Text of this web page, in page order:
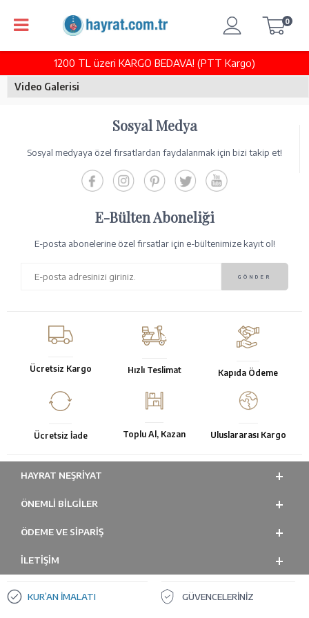
1200 TL üzeri KARGO BEDAVA! (PTT Kargo)
0
Video Galerisi
Sosyal Medya
Sosyal medyaya özel fırsatlardan faydalanmak için bizi takip et!
E-Bülten Aboneliği
E-posta abonelerine özel fırsatlar için e-bültenimize kayıt ol!
Ücretsiz Kargo Hızlı Teslimat Kapıda Ödeme
Ücretsiz İade Toplu Al, Kazan Uluslararası Kargo
HAYRAT NEŞRIYAT
ÖNEMLI BILGILER
ÖDEME VE SİPARİŞ
İLETİŞİM
KUR’AN İMALATI GÜVENCELERİNİZ